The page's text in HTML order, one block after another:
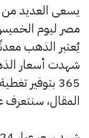
يسعى العديد من
يُعتبر الذهب
شهدت أسعار
365 بتوفير
المقال، سنتعرف